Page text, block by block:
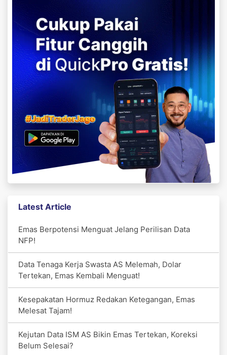
Latest Article
Emas Berpotensi Menguat Jelang Perilisan Data
NFP!
Data Tenaga Kerja Swasta AS Melemah, Dolar
Tertekan, Emas Kembali Menguat!
Kesepakatan Hormuz Redakan Ketegangan, Emas
Melesat Tajam!
Kejutan Data ISM AS Bikin Emas Tertekan, Koreksi
Belum Selesai?